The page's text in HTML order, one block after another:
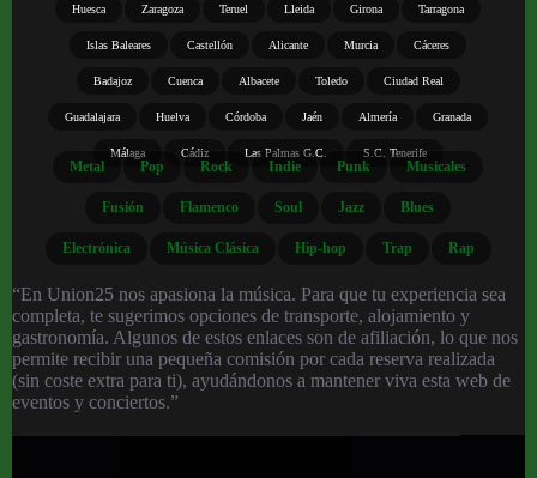
Huesca Zaragoza Teruel Lleida Girona Tarragona
Islas Baleares Castellón Alicante Murcia Cáceres
Badajoz Cuenca Albacete Toledo Ciudad Real
Guadalajara Huelva Córdoba Jaén Almería Granada
Málaga Cádiz Las Palmas G.C. S.C. Tenerife
Metal Pop Rock Indie Punk Musicales
Fusión Flamenco Soul Jazz Blues
Electrónica Música Clásica Hip-hop Trap Rap
“En Union25 nos apasiona la música. Para que tu experiencia sea
completa, te sugerimos opciones de transporte, alojamiento y
gastronomía. Algunos de estos enlaces son de afiliación, lo que nos
permite recibir una pequeña comisión por cada reserva realizada
(sin coste extra para ti), ayudándonos a mantener viva esta web de
eventos y conciertos.”